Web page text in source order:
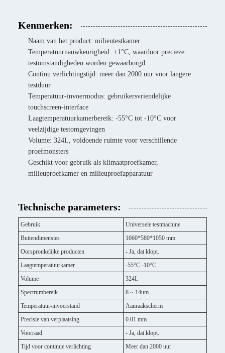
Kenmerken:
Naam van het product: milieutestkamer
Temperatuurnauwkeurigheid: ±1°C, waardoor precieze
testomstandigheden worden gewaarborgd
Continu verlichtingstijd: meer dan 2000 uur voor langere
testduur
Temperatuur-invoermodus: gebruikersvriendelijke
touchscreen-interface
Laagtemperatuurkamerbereik: -55°C tot -10°C voor
veelzijdige testomgevingen
Volume: 324L, voldoende ruimte voor verschillende
proefmonsters
Geschikt voor gebruik als klimaatproefkamer,
milieuproefkamer en milieuproefapparatuur
Technische parameters:
Gebruik
Universele testmachine
Buitendimensies
1060*580*1050 mm
Oorspronkelijke producten
- Ja, dat klopt.
Laagtemperatuurkamer
-55°C -10°C
Volume
324L
Spectrumbereik
8 ~ 14um
Temperatuur-invoerstand
Aanraakscherm
Precisie van verplaatsing
0.01 mm
Voorraad
- Ja, dat klopt.
Tijd voor continue verlichting
Meer dan 2000 uur